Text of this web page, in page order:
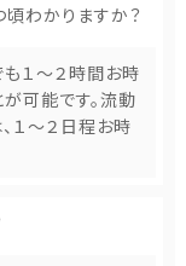
わかりますか？
１～２時間お時
可能です。流動
１～２日程お時